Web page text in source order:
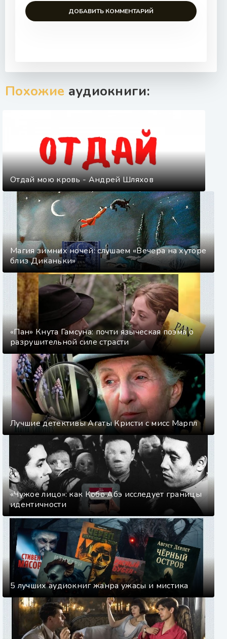
ДОБАВИТЬ КОММЕНТАРИЙ
Похожие аудиокниги:
Отдай мою кровь - Андрей Шляхов
Магия зимних ночей: слушаем «Вечера на хуторе
близ Диканьки»
«Пан» Кнута Гамсуна: почти языческая поэма о
разрушительной силе страсти
Лучшие детективы Агаты Кристи с мисс Марпл
«Чужое лицо»: как Кобо Абэ исследует границы
идентичности
5 лучших аудиокниг жанра ужасы и мистика